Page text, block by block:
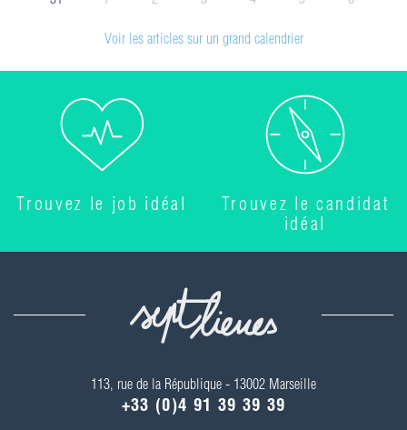
Voir les articles sur un grand calendrier
Trouvez le job idéal
Trouvez le candidat
idéal
113, rue de la République - 13002 Marseille
+33 (0)4 91 39 39 39